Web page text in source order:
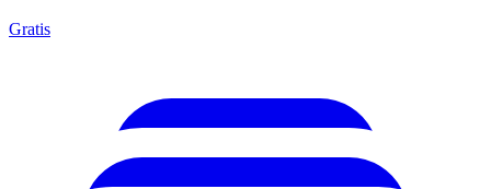
Gratis